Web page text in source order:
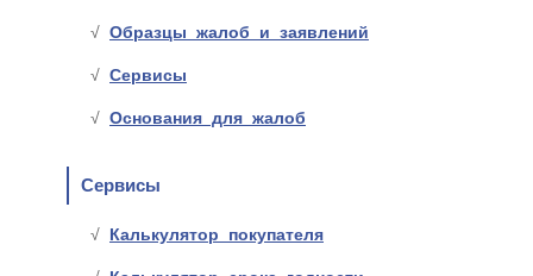
Образцы жалоб и заявлений
Сервисы
Основания для жалоб
Сервисы
Калькулятор покупателя